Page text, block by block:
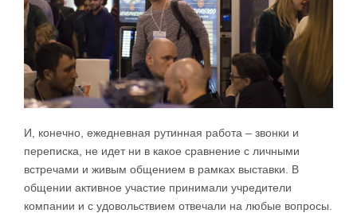
И, конечно, ежедневная рутинная работа – звонки и
переписка, не идет ни в какое сравнение с личными
встречами и живым общением в рамках выставки. В
общении активное участие принимали учредители
компании и с удовольствием отвечали на любые вопросы.